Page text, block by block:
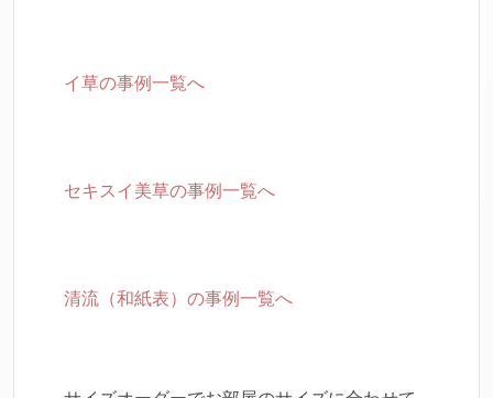
イ草の事例一覧へ
セキスイ美草の事例一覧へ
清流（和紙表）の事例一覧へ